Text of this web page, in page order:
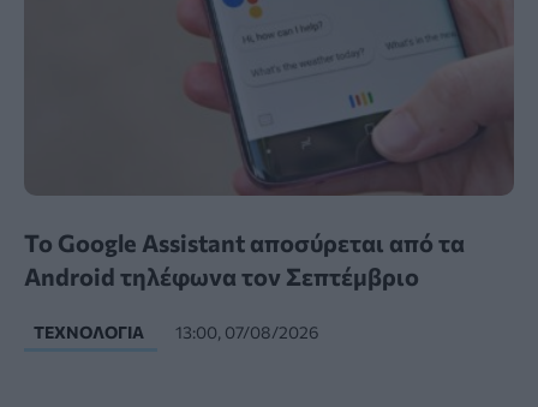
Το Google Assistant αποσύρεται από τα
Android τηλέφωνα τον Σεπτέμβριο
ΤΕΧΝΟΛΟΓΊΑ 13:00, 07/08/2026